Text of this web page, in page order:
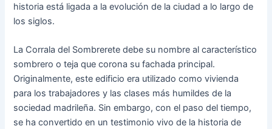
historia está ligada a la evolución de la ciudad a lo largo de
los siglos.
La Corrala del Sombrerete debe su nombre al característico
sombrero o teja que corona su fachada principal.
Originalmente, este edificio era utilizado como vivienda
para los trabajadores y las clases más humildes de la
sociedad madrileña. Sin embargo, con el paso del tiempo,
se ha convertido en un testimonio vivo de la historia de